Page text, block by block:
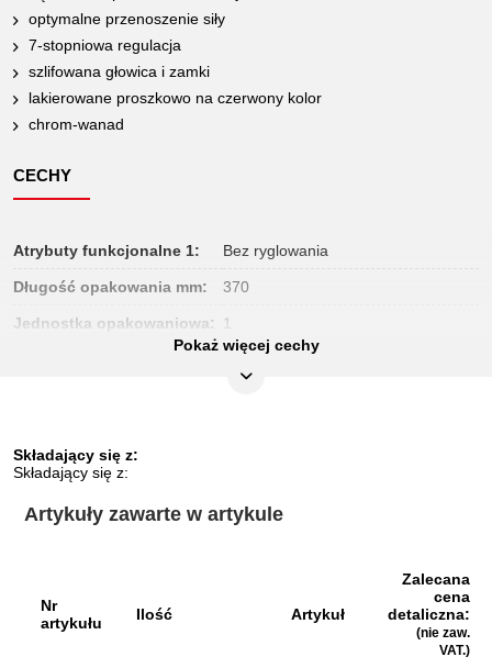
optymalne przenoszenie siły
7-stopniowa regulacja
szlifowana głowica i zamki
lakierowane proszkowo na czerwony kolor
chrom-wanad
CECHY
Atrybuty funkcjonalne 1: Bez ryglowania
Długość opakowania mm: 370
Jednostka opakowaniowa: 1
7-Stopniowe rowki
Norma:
Szerokość opakowania mm: 246
Wysokość opakowania mm:
Pokaż więcej cechy
Składający się z:
Składający się z:
Artykuły zawarte w artykule
Nr
artykułu
Ilość Artykuł
Zalecana
cena
detaliczna:
(nie zaw.
VAT.)